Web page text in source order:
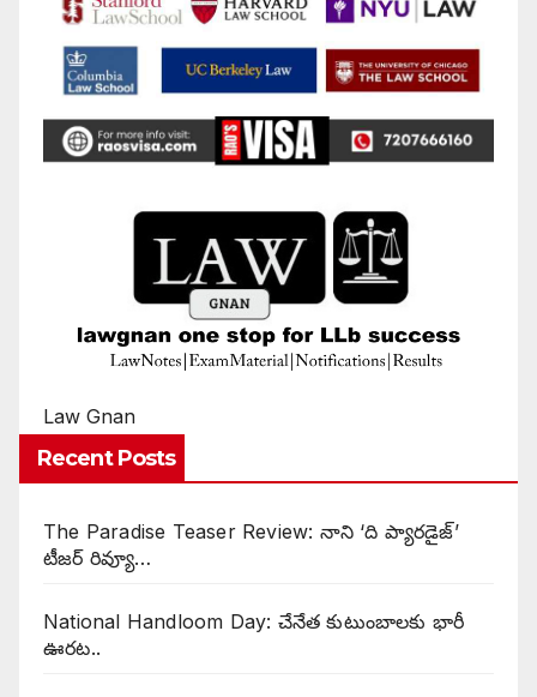
Law Gnan
Recent Posts
The Paradise Teaser Review: నాని ‘ది ప్యారడైజ్’
టీజర్ రివ్యూ…
National Handloom Day: చేనేత కుటుంబాలకు భారీ
ఊరట..